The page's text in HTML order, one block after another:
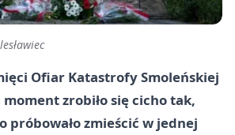
Ofiar Katastrofy Smoleńskiej
moment zrobiło się cicho tak,
próbowało zmieścić w jednej